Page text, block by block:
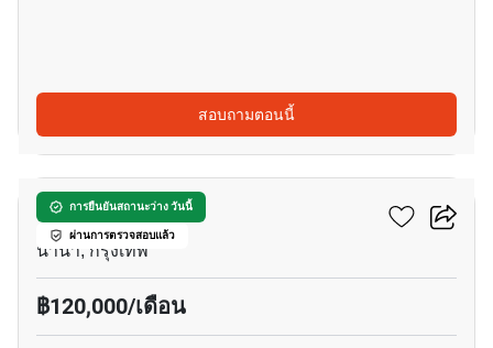
สอบถามตอนนี้
การยืนยันสถานะว่าง วันนี้
ผ่านการตรวจสอบแล้ว
24
ทาวเวอร์ พาร์ค
นานา, กรุงเทพ
฿120,000/เดือน